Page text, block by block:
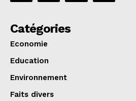
Catégories
Economie
Education
Environnement
Faits divers